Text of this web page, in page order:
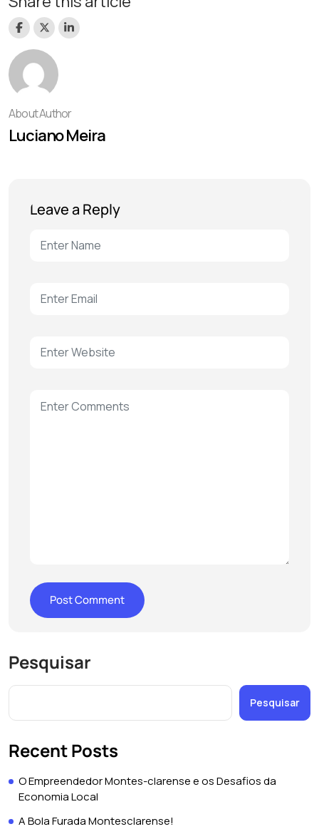
About Author
Luciano Meira
Leave a Reply
Pesquisar
Pesquisar
Recent Posts
O Empreendedor Montes-clarense e os Desafios da
Economia Local
A Bola Furada Montesclarense!